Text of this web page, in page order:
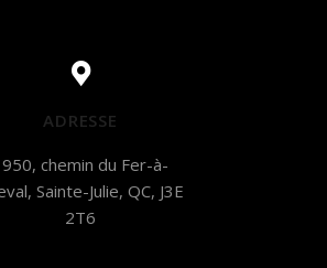
ADRESSE
chemin du Fer-à-
Sainte-Julie, QC, J3E
2T6